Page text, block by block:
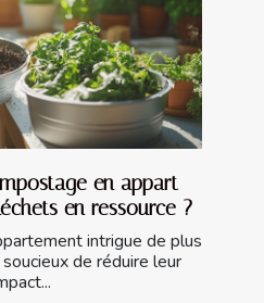
en appart
en ressource ?
intrigue de plus
de réduire leur